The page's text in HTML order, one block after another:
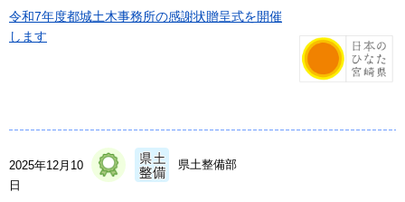
令和7年度都城土木事務所の感謝状贈呈式を開催
します
2025年12月10
日
県土整備部